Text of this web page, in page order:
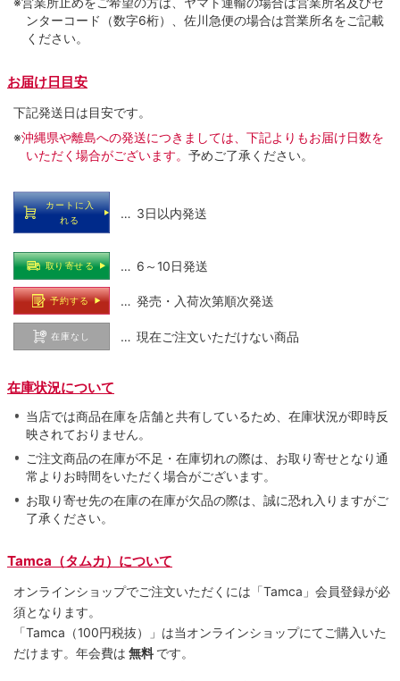
ンターコード（数字6桁）、佐川急便の場合は営業所名をご記載
ください。
お届け日目安
下記発送日は目安です。
※沖縄県や離島への発送につきましては、下記よりもお届け日数を
いただく場合がございます。 予めご了承ください。
カートに入
れる
… 3日以内発送
取り寄せる … 6～10日発送
予約する … 発売・入荷次第順次発送
在庫なし … 現在ご注文いただけない商品
在庫状況について
当店では商品在庫を店舗と共有しているため、在庫状況が即時反
映されておりません。
ご注文商品の在庫が不足・在庫切れの際は、お取り寄せとなり通
常よりお時間をいただく場合がございます。
お取り寄せ先の在庫の在庫が欠品の際は、誠に恐れ入りますがご
了承ください。
Tamca（タムカ）について
オンラインショップでご注⽂いただくには「Tamca」会員登録が必
須となります。
「Tamca （100円税抜）
」は当オンラインショップにてご購⼊いた
だけます。 年会費は 無料 です。